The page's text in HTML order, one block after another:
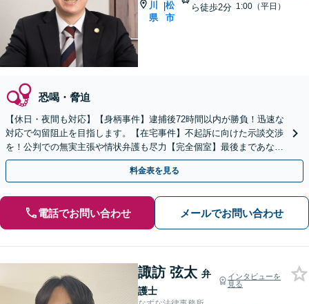
川
県
|松
市
ら徒歩2分 1:00（平日）
恐喝・脅迫
【休日・夜間も対応】【身柄事件】逮捕後72時間以内が勝負！迅速な
対応で勾留阻止を目指します。【在宅事件】不起訴に向けた示談交渉
を！公判での無実主張や情状弁護も尽力【完全個室】最後まであなた
の味方です。ご相談ください。
料金表を見る
電話でお問い合わせ メールでお問い合わせ
諏訪 弦太 弁
護士
インタビューを
見る